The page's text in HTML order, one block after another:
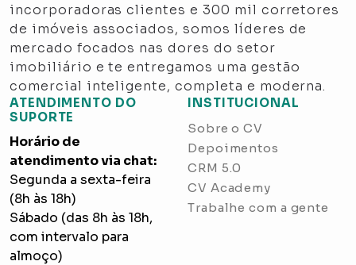
incorporadoras clientes e 300 mil corretores
de imóveis associados, somos líderes de
mercado focados nas dores do setor
imobiliário e te entregamos uma gestão
comercial inteligente, completa e moderna.
INSTITUCIONAL
Sobre o CV
Depoimentos
CRM 5.0
CV Academy
Trabalhe com a gente
ATENDIMENTO DO
SUPORTE
Horário de
atendimento via chat:
Segunda a sexta-feira
(8h às 18h)
Sábado (das 8h às 18h,
com intervalo para
almoço)